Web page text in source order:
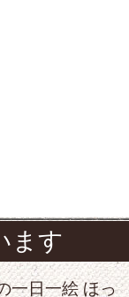
ます
一日一絵 ほっ